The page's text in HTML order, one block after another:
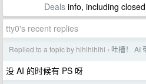
Dealsinfo, including
tty0's recent replies
Replied to a topic by hihihihihi › 吐槽！ AI
没 AI 的时候有 PS 呀